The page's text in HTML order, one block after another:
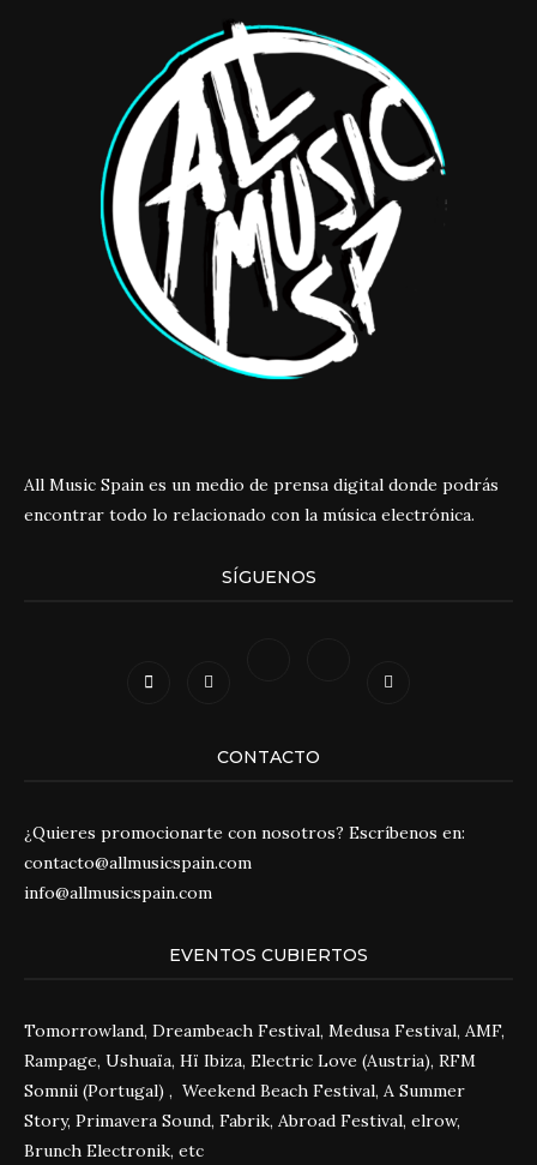
All Music Spain es un medio de prensa digital donde podrás
encontrar todo lo relacionado con la música electrónica.
SÍGUENOS
CONTACTO
¿Quieres promocionarte con nosotros? Escríbenos en:
contacto@allmusicspain.com
info@allmusicspain.com
EVENTOS CUBIERTOS
Tomorrowland, Dreambeach Festival, Medusa Festival, AMF,
Rampage, Ushuaïa, Hï Ibiza, Electric Love (Austria), RFM
Somnii (Portugal) , Weekend Beach Festival, A Summer
Story, Primavera Sound, Fabrik, Abroad Festival, elrow,
Brunch Electronik, etc